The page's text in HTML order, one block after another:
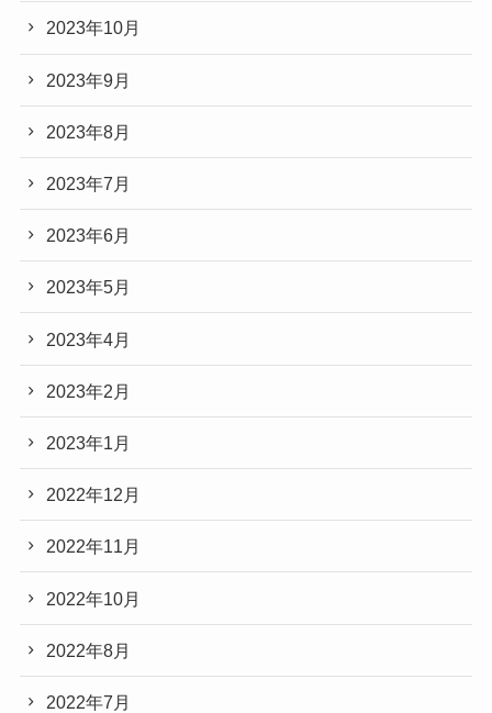
2023年10月
2023年9月
2023年8月
2023年7月
2023年6月
2023年5月
2023年4月
2023年2月
2023年1月
2022年12月
2022年11月
2022年10月
2022年8月
2022年7月